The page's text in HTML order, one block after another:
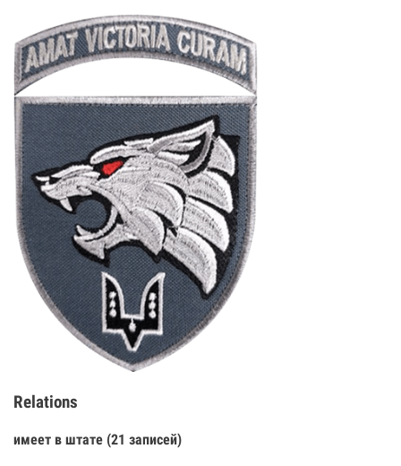
Relations
имеет в штате (21 записей)